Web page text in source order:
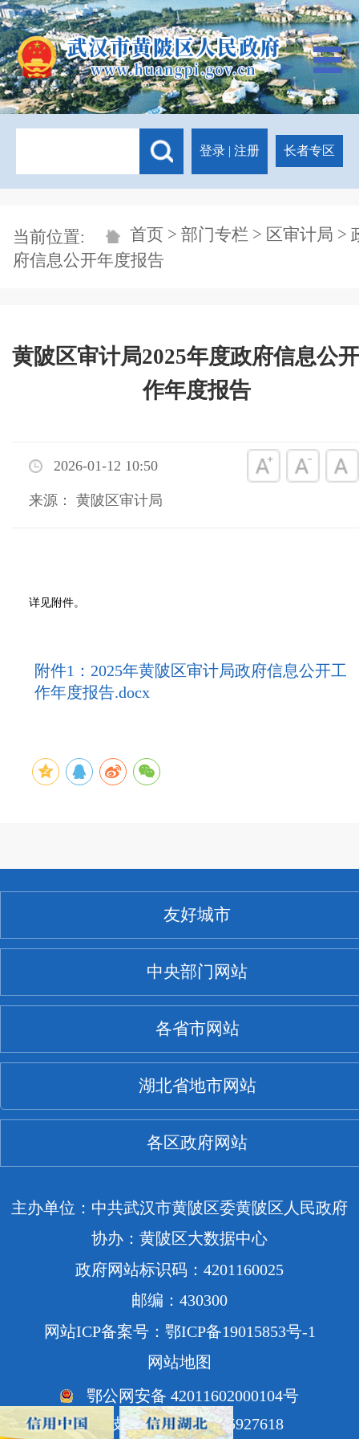
登录 | 注册 长者专区
当前位置: 首页 > 部门专栏 > 区审计局 >
府信息公开年度报告
黄陂区审计局2025年度政府信息公
作年度报告
2026-01-12 10:50
来源： 黄陂区审计局
详见附件。
附件1：2025年黄陂区审计局政府信息公开工
作年度报告.docx
友好城市
中央部门网站
各省市网站
湖北省地市网站
各区政府网站
主办单位：中共武汉市黄陂区委黄陂区人民政府
协办：黄陂区大数据中心
政府网站标识码：4201160025
邮编：430300
网站ICP备案号：鄂ICP备19015853号-1
网站地图
鄂公网安备 42011602000104号
网站技术支持电话：85927618